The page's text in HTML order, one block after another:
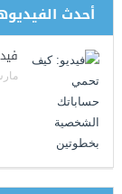
أحدث
مارس